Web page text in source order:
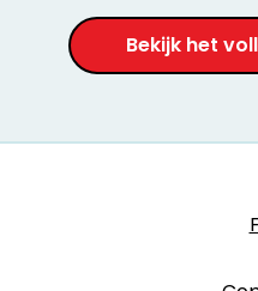
Bekijk het